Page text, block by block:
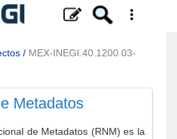
/ MEX-INEGI.40.1200.03-
Metadatos
de Metadatos (RNM) es la